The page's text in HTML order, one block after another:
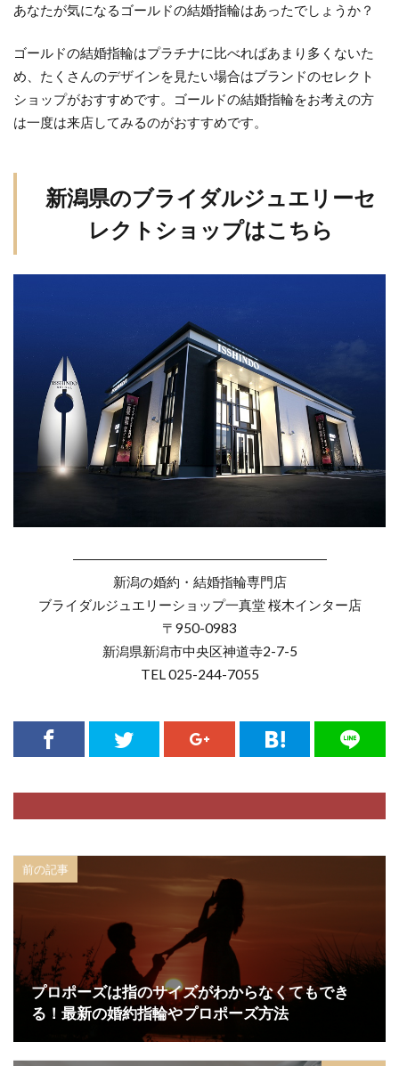
あなたが気になるゴールドの結婚指輪はあったでしょうか？
ゴールドの結婚指輪はプラチナに比べればあまり多くないた
め、たくさんのデザインを見たい場合はブランドのセレクト
ショップがおすすめです。ゴールドの結婚指輪をお考えの方
は一度は来店してみるのがおすすめです。
新潟県のブライダルジュエリーセ
レクトショップはこちら
―――――――――――――――――――
新潟の婚約・結婚指輪専門店
ブライダルジュエリーショップ一真堂 桜木インター店
〒950-0983
新潟県新潟市中央区神道寺2-7-5
TEL 025-244-7055
前の記事
プロポーズは指のサイズがわからなくてもでき
る！最新の婚約指輪やプロポーズ方法